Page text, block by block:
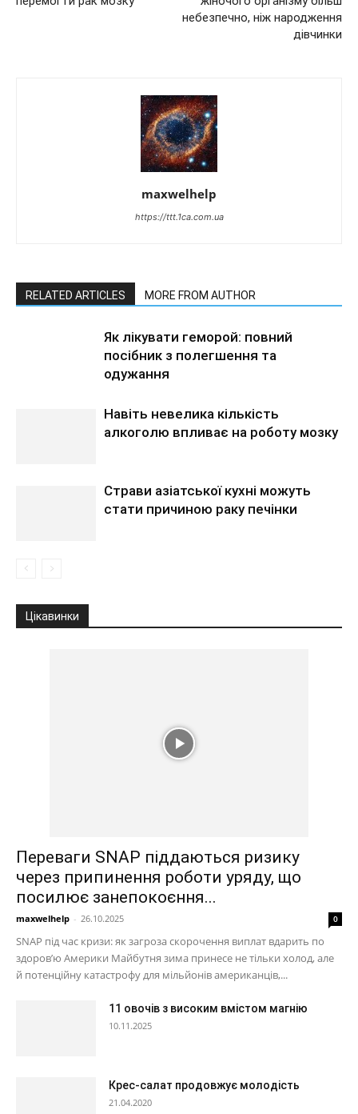
небезпечно, ніж народження
дівчинки
maxwelhelp
https://ttt.1ca.com.ua
RELATED ARTICLES MORE FROM AUTHOR
Як лікувати геморой: повний
посібник з полегшення та
одужання
Навіть невелика кількість
алкоголю впливає на роботу мозку
Страви азіатської кухні можуть
стати причиною раку печінки
Цікавинки
Переваги SNAP піддаються ризику
через припинення роботи уряду, що
посилює занепокоєння...
maxwelhelp - 26.10.2025 0
SNAP під час кризи: як загроза скорочення виплат вдарить по
здоров’ю Америки Майбутня зима принесе не тільки холод, але
й потенційну катастрофу для мільйонів американців,...
11 овочів з високим вмістом магнію
10.11.2025
Крес-салат продовжує молодість
21.04.2020